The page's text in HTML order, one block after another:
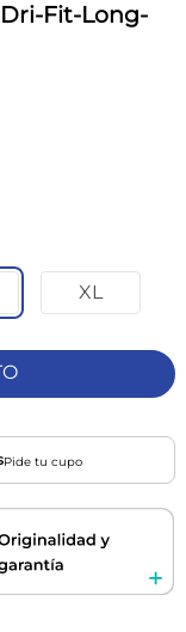
Fit-Long-
XL
Pide tu cupo